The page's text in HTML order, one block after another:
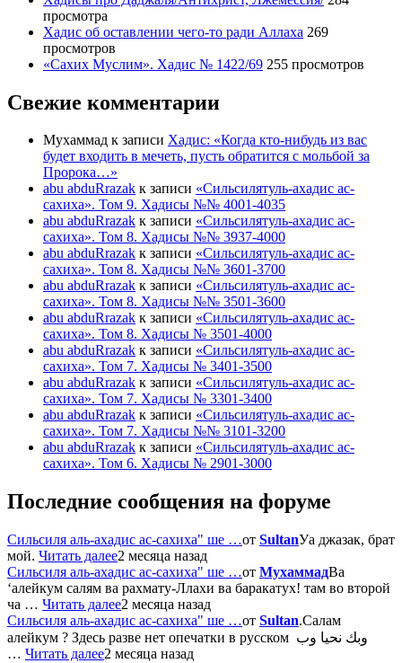
просмотра
Хадис об оставлении чего-то ради Аллаха 269
просмотров
«Сахих Муслим». Хадис № 1422/69 255 просмотров
Свежие комментарии
Мухаммад к записи Хадис: «Когда кто-нибудь из вас
будет входить в мечеть, пусть обратится с мольбой за
Пророка…»
abu abduRrazak к записи «Сильсилятуль-ахадис ас-
сахиха». Том 9. Хадисы №№ 4001-4035
abu abduRrazak к записи «Сильсилятуль-ахадис ас-
сахиха». Том 8. Хадисы №№ 3937-4000
abu abduRrazak к записи «Сильсилятуль-ахадис ас-
сахиха». Том 8. Хадисы №№ 3601-3700
abu abduRrazak к записи «Сильсилятуль-ахадис ас-
сахиха». Том 8. Хадисы №№ 3501-3600
abu abduRrazak к записи «Сильсилятуль-ахадис ас-
сахиха». Том 8. Хадисы № 3501-4000
abu abduRrazak к записи «Сильсилятуль-ахадис ас-
сахиха». Том 7. Хадисы № 3401-3500
abu abduRrazak к записи «Сильсилятуль-ахадис ас-
сахиха». Том 7. Хадисы № 3301-3400
abu abduRrazak к записи «Сильсилятуль-ахадис ас-
сахиха». Том 7. Хадисы №№ 3101-3200
abu abduRrazak к записи «Сильсилятуль-ахадис ас-
сахиха». Том 6. Хадисы № 2901-3000
Последние сообщения на форуме
Сильсиля аль-ахадис ас-сахиха" ше …от SultanУа джазак, брат
мой. Читать далее2 месяца назад
Сильсиля аль-ахадис ас-сахиха" ше …от МухаммадВа
‘алейкум салям ва рахмату-Ллахи ва баракатух! там во второй
ча … Читать далее2 месяца назад
Сильсиля аль-ахадис ас-сахиха" ше …от Sultan.Салам
алейкум ? Здесь разве нет опечатки в русском وبك نحيا وب
… Читать далее2 месяца назад